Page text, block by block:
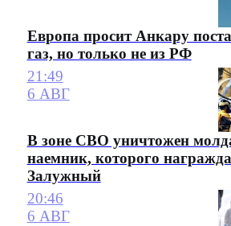
Европа просит Анкару
газ, но только не из РФ
21:49
6 АВГ
В зоне СВО уничтожен
наемник, которого
Залужный
20:46
6 АВГ